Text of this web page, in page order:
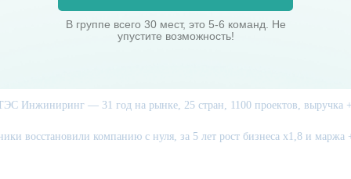
В группе всего 30 мест, это 5-6 команд. Не
упустите возможность!
— 31 год на рынке, 25 стран, 1100 проектов, выручка
компанию с нуля, за 5 лет рост бизнеса х1,8 и маржа